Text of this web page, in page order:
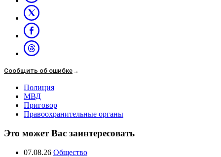
Сообщить об ошибке→
Полиция
МВД
Приговор
Правоохранительные органы
Это может Вас заинтересовать
07.08.26 Общество